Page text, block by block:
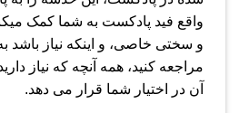
واقع فید پادکست به شما کمک
و سختی خاصی، و اینکه نیاز
مراجعه کنید، همه آنچه که نیاز
آن در اختیار شما قرار می دهد.